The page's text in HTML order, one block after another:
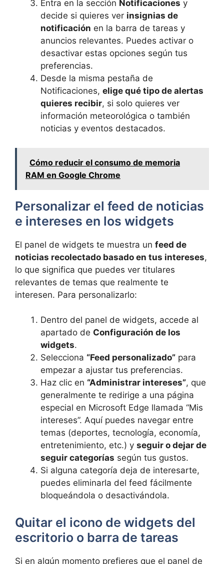
Entra en la sección Notificaciones y
decide si quieres ver insignias de
notificación en la barra de tareas y
anuncios relevantes. Puedes activar o
desactivar estas opciones según tus
preferencias.
Desde la misma pestaña de
Notificaciones, elige qué tipo de alertas
quieres recibir, si solo quieres ver
información meteorológica o también
noticias y eventos destacados.
Cómo reducir el consumo de memoria
RAM en Google Chrome
Personalizar el feed de noticias
e intereses en los widgets
El panel de widgets te muestra un feed de
noticias recolectado basado en tus intereses,
lo que significa que puedes ver titulares
relevantes de temas que realmente te
interesen. Para personalizarlo:
Dentro del panel de widgets, accede al
apartado de Configuración de los
widgets.
Selecciona “Feed personalizado” para
empezar a ajustar tus preferencias.
Haz clic en “Administrar intereses”, que
generalmente te redirige a una página
especial en Microsoft Edge llamada “Mis
intereses”. Aquí puedes navegar entre
temas (deportes, tecnología, economía,
entretenimiento, etc.) y seguir o dejar de
seguir categorías según tus gustos.
Si alguna categoría deja de interesarte,
puedes eliminarla del feed fácilmente
bloqueándola o desactivándola.
Quitar el icono de widgets del
escritorio o barra de tareas
Si en algún momento prefieres que el panel de